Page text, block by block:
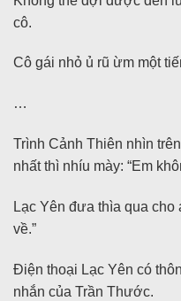
cô.
Cô gái nhỏ ủ rũ ừm một
…
Trình Cảnh Thiên nhìn
nhất thì nhíu mày: “Em
Lạc Yên đưa thìa qua cho
về.”
Điện thoại Lạc Yên có
nhắn của Trần Thước.